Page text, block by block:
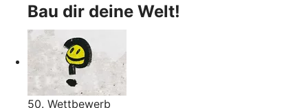
Bau dir deine Welt!
50. Wettbewerb